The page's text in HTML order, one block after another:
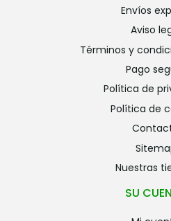
envíos
aviso
términos y
pago
política de
política de
nuestras
SU